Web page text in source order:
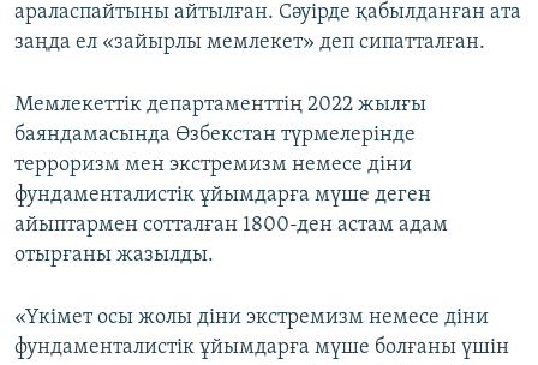
араласпайтыны айтылған. Сәуірде қабылданған ата
заңда ел «зайырлы мемлекет» деп сипатталған.
Мемлекеттік департаменттің 2022 жылғы
баяндамасында Өзбекстан түрмелерінде
терроризм мен экстремизм немесе діни
фундаменталистік ұйымдарға мүше деген
айыптармен сотталған 1800-ден астам адам
отырғаны жазылды.
«Үкімет осы жолы діни экстремизм немесе діни
фундаменталистік ұйымдарға мүше болғаны үшін